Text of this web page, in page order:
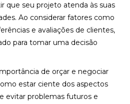
que seu projeto atenda às suas
Ao considerar fatores como
e avaliações de clientes,
para tomar uma decisão
de orçar e negociar
estar ciente dos aspectos
evitar problemas futuros e